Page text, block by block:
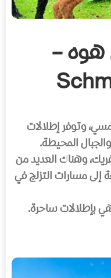
–
وتوفر إطلالات
المحيطة.
وهناك العديد من
إلى مسارات التزلج في
بإطلالات ساحرة.